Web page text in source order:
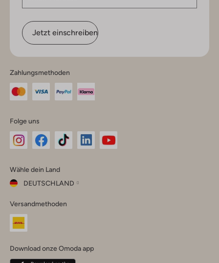
Jetzt einschreiben
Zahlungsmethoden
Folge uns
Instagram
Facebook
TikTok
Wähle dein Land
DEUTSCHLAND
dein
Land
Belgique(Français)
Versandmethoden
Download onze Omoda app